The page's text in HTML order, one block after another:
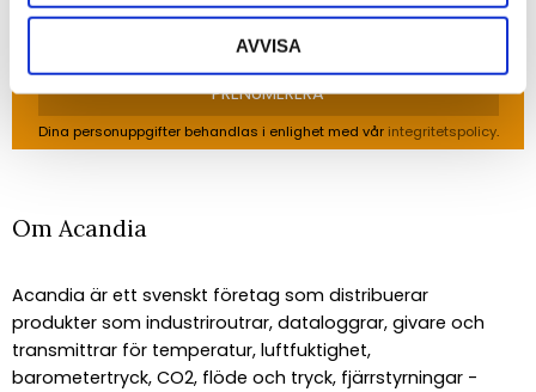
AVVISA
PRENUMERERA
Dina personuppgifter behandlas i enlighet med vår integritetspolicy.
Om Acandia
Acandia är ett svenskt företag som distribuerar
produkter som industriroutrar, dataloggrar, givare och
transmittrar för temperatur, luftfuktighet,
barometertryck, CO2, flöde och tryck, fjärrstyrningar -